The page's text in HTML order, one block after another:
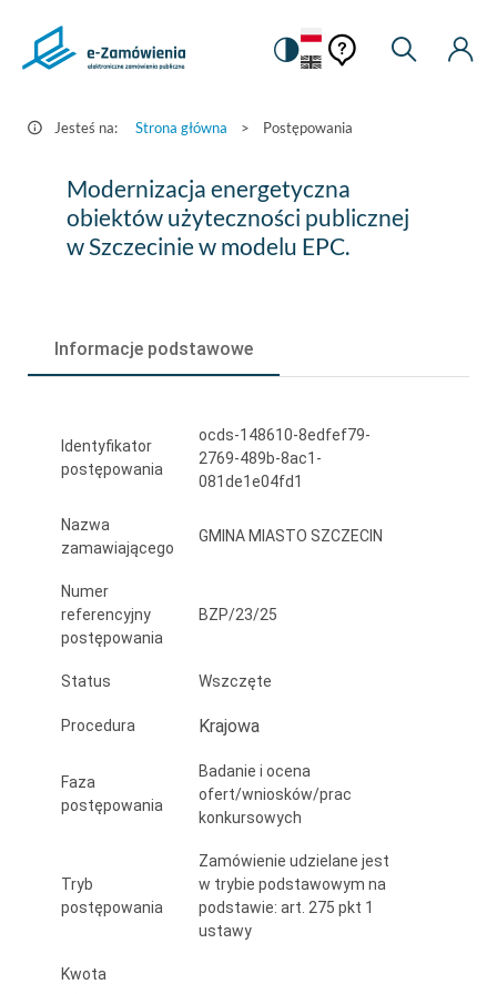
Postępowania
Zamówienia.gov.pl
Zmiana
na
kontrastową
Pomoc
kontekstowa
Pomoc
Moje
Jesteś na: Strona główna > Postępowania
Modernizacja
energetyczna
obiektów
w
modelu
EPC.
Modernizacja energetyczna
obiektów użyteczności publicznej
w Szczecinie w modelu EPC.
Informacje podstawowe
Identyfikator
postępowania
ocds-148610-8edfef79-
2769-489b-8ac1-
081de1e04fd1
Nazwa
zamawiającego
GMINA MIASTO SZCZECIN
Numer
referencyjny
postępowania
BZP/23/25
Status Wszczęte
Procedura Krajowa
Faza
postępowania
Badanie i ocena
ofert/wniosków/prac
konkursowych
Tryb
postępowania
Zamówienie udzielane jest
w trybie podstawowym na
podstawie: art. 275 pkt 1
ustawy
Kwota